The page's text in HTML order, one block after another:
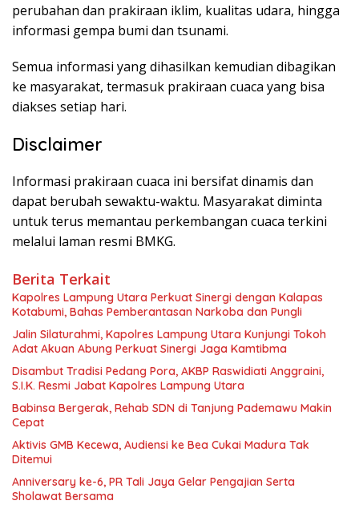
perubahan dan prakiraan iklim, kualitas udara, hingga
informasi gempa bumi dan tsunami.
Semua informasi yang dihasilkan kemudian dibagikan
ke masyarakat, termasuk prakiraan cuaca yang bisa
diakses setiap hari.
Disclaimer
Informasi prakiraan cuaca ini bersifat dinamis dan
dapat berubah sewaktu-waktu. Masyarakat diminta
untuk terus memantau perkembangan cuaca terkini
melalui laman resmi BMKG.
Berita Terkait
Kapolres Lampung Utara Perkuat Sinergi dengan Kalapas
Kotabumi, Bahas Pemberantasan Narkoba dan Pungli
Jalin Silaturahmi, Kapolres Lampung Utara Kunjungi Tokoh
Adat Akuan Abung Perkuat Sinergi Jaga Kamtibma
Disambut Tradisi Pedang Pora, AKBP Raswidiati Anggraini,
S.I.K. Resmi Jabat Kapolres Lampung Utara
Babinsa Bergerak, Rehab SDN di Tanjung Pademawu Makin
Cepat
Aktivis GMB Kecewa, Audiensi ke Bea Cukai Madura Tak
Ditemui
Anniversary ke-6, PR Tali Jaya Gelar Pengajian Serta
Sholawat Bersama